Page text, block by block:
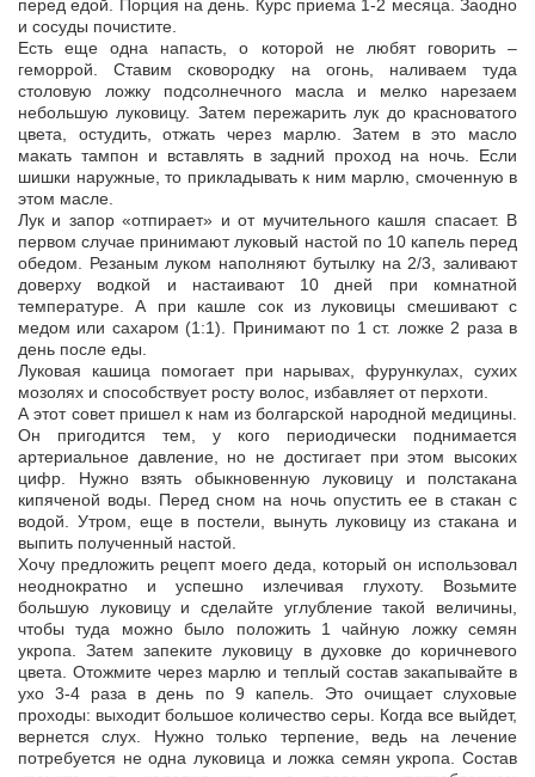
перед едой. Порция на день. Курс приема 1-2 месяца. Заодно
и сосуды почистите.
Есть еще одна напасть, о которой не любят говорить –
геморрой. Ставим сковородку на огонь, наливаем туда
столовую ложку подсолнечного масла и мелко нарезаем
небольшую луковицу. Затем пережарить лук до красноватого
цвета, остудить, отжать через марлю. Затем в это масло
макать тампон и вставлять в задний проход на ночь. Если
шишки наружные, то прикладывать к ним марлю, смоченную в
этом масле.
Лук и запор «отпирает» и от мучительного кашля спасает. В
первом случае принимают луковый настой по 10 капель перед
обедом. Резаным луком наполняют бутылку на 2/3, заливают
доверху водкой и настаивают 10 дней при комнатной
температуре. А при кашле сок из луковицы смешивают с
медом или сахаром (1:1). Принимают по 1 ст. ложке 2 раза в
день после еды.
Луковая кашица помогает при нарывах, фурункулах, сухих
мозолях и способствует росту волос, избавляет от перхоти.
А этот совет пришел к нам из болгарской народной медицины.
Он пригодится тем, у кого периодически поднимается
артериальное давление, но не достигает при этом высоких
цифр. Нужно взять обыкновенную луковицу и полстакана
кипяченой воды. Перед сном на ночь опустить ее в стакан с
водой. Утром, еще в постели, вынуть луковицу из стакана и
выпить полученный настой.
Хочу предложить рецепт моего деда, который он использовал
неоднократно и успешно излечивая глухоту. Возьмите
большую луковицу и сделайте углубление такой величины,
чтобы туда можно было положить 1 чайную ложку семян
укропа. Затем запеките луковицу в духовке до коричневого
цвета. Отожмите через марлю и теплый состав закапывайте в
ухо 3-4 раза в день по 9 капель. Это очищает слуховые
проходы: выходит большое количество серы. Когда все выйдет,
вернется слух. Нужно только терпение, ведь на лечение
потребуется не одна луковица и ложка семян укропа. Состав